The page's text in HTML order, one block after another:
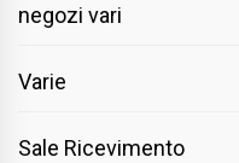
negozi vari
Varie
Sale Ricevimento